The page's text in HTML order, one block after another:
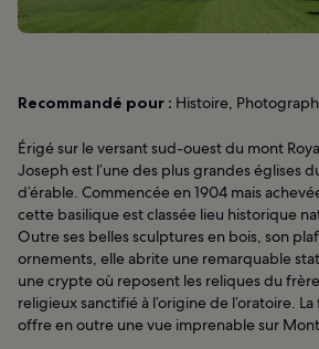
Recommandé pour : Histoire,
Érigé sur le versant sud-ouest du mont
Joseph est l’une des plus grandes églises
d’érable. Commencée en 1904 mais
cette basilique est classée lieu historique
Outre ses belles sculptures en bois, son
ornements, elle abrite une remarquable
une crypte où reposent les reliques du
religieux sanctifié à l’origine de l’oratoire.
offre en outre une vue imprenable sur